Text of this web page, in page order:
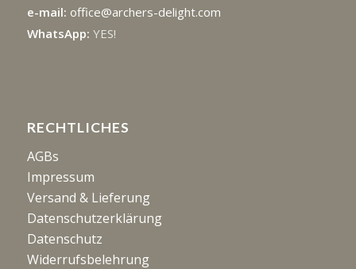
e-mail: office@archers-delight.com
WhatsApp: YES!
RECHTLICHES
AGBs
Impressum
Versand & Lieferung
Datenschutzerklärung
Datenschutz
Widerrufsbelehrung